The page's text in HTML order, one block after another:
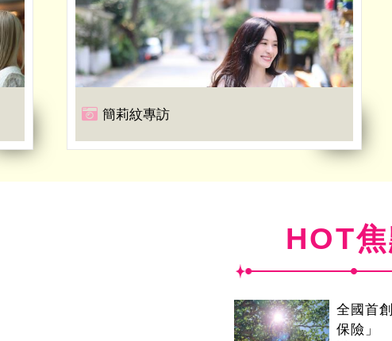
簡莉紋專訪
HOT
全國首
保險」